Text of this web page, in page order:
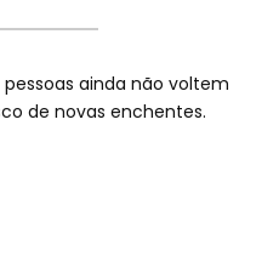
ainda não voltem
de novas enchentes.